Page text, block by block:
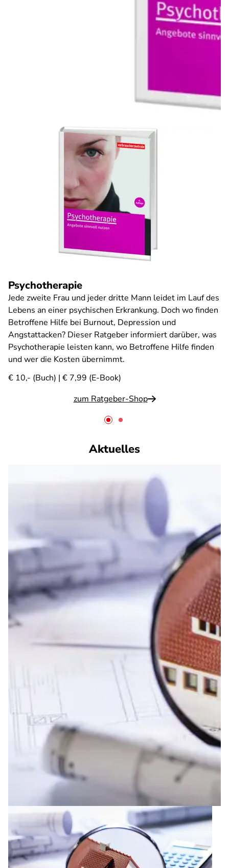
Psychotherapie
Jede zweite Frau und jeder dritte Mann leidet im Lauf des
Lebens an einer psychischen Erkrankung. Doch wo finden
Betroffene Hilfe bei Burnout, Depression und
Angstattacken? Dieser Ratgeber informiert darüber, was
Psychotherapie leisten kann, wo Betroffene Hilfe finden
und wer die Kosten übernimmt.
€ 10,- (Buch) | € 7,99 (E-Book)
zum Ratgeber-Shop
Aktuelles